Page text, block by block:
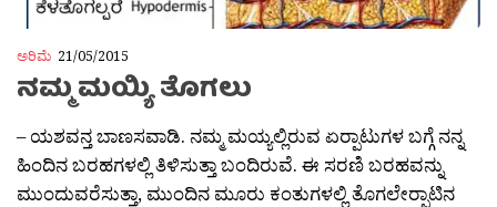
ಅರಿಮೆ 21/05/2015
ನಮ್ಮ ಮಯ್ಯಿ ತೊಗಲು
– ಯಶವನ್ತ ಬಾಣಸವಾಡಿ. ನಮ್ಮ ಮಯ್ಯಲ್ಲಿರುವ ಏರ‍್ಪಾಟುಗಳ ಬಗ್ಗೆ ನನ್ನ
ಹಿಂದಿನ ಬರಹಗಳಲ್ಲಿ ತಿಳಿಸುತ್ತಾ ಬಂದಿರುವೆ. ಈ ಸರಣಿ ಬರಹವನ್ನು
ಮುಂದುವರೆಸುತ್ತಾ, ಮುಂದಿನ ಮೂರು ಕಂತುಗಳಲ್ಲಿ ತೊಗಲೇರ‍್ಪಾಟಿನ